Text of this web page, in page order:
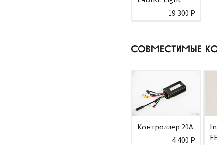
19 300 Р
СОВМЕСТИМЫЕ
Контроллер 20А
4 400 Р